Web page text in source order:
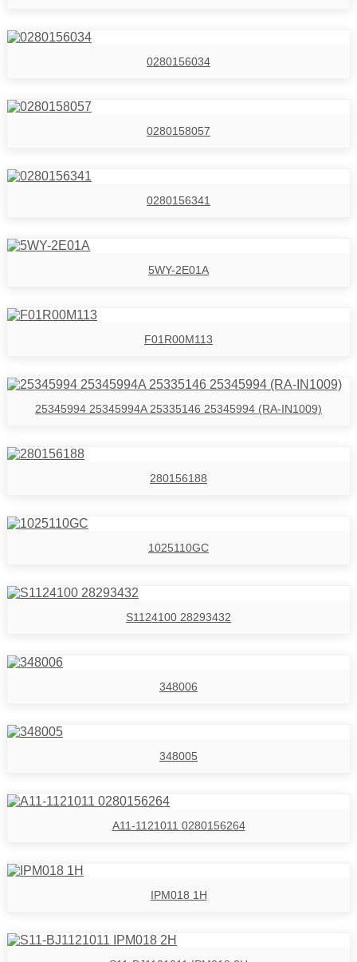
0280156034
0280158057
0280156341
5WY-2E01A
F01R00M113
25345994 25345994A 25335146 25345994 (RA-IN1009)
280156188
1025110GC
S1124100 28293432
348006
348005
A11-1121011 0280156264
IPM018 1H